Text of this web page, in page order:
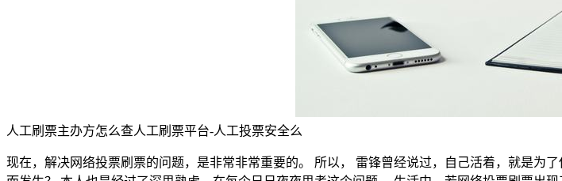
人工刷票主办方怎么查人工刷票平台-人工投票安全么
现在，解决网络投票刷票的问题，是非常非常重要的。 所以， 雷锋曾经说过，自己活着，就是为